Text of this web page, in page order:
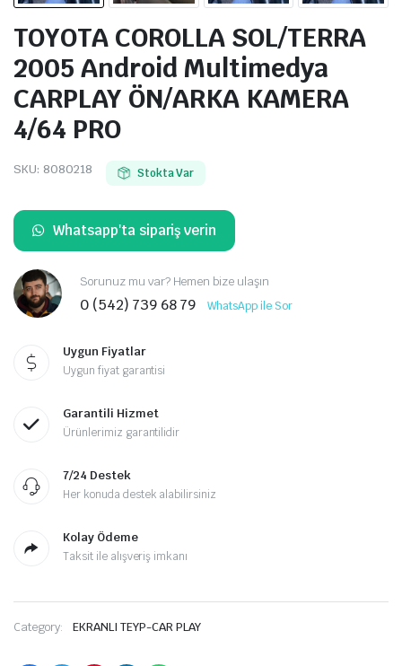
TOYOTA COROLLA SOL/TERRA
2005 Android Multimedya
CARPLAY ÖN/ARKA KAMERA
4/64 PRO
SKU: 8080218 Stokta Var
Whatsapp'ta sipariş verin
Sorunuz mu var? Hemen bize ulaşın
0 (542) 739 68 79 WhatsApp ile Sor
Uygun Fiyatlar
Uygun fiyat garantisi
Garantili Hizmet
Ürünlerimiz garantilidir
7/24 Destek
Her konuda destek alabilirsiniz
Kolay Ödeme
Taksit ile alışveriş imkanı
Category: EKRANLI TEYP-CAR PLAY